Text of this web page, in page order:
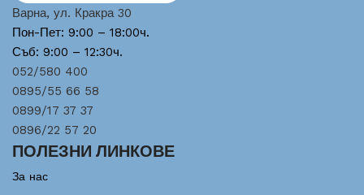
Варна, ул. Кракра 30
Пон-Пет: 9:00 – 18:00ч.
Съб: 9:00 – 12:30ч.
052/580 400
0895/55 66 58
0899/17 37 37
0896/22 57 20
ПОЛЕЗНИ ЛИНКОВЕ
За нас